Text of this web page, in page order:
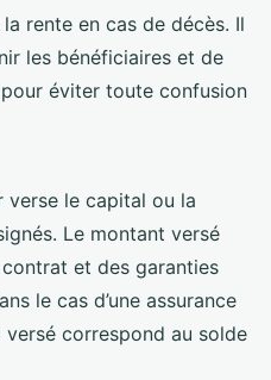
rente en cas de décès. Il
les bénéficiaires et de
éviter toute confusion
verse le capital ou la
Le montant versé
et des garanties
le cas d’une assurance
correspond au solde